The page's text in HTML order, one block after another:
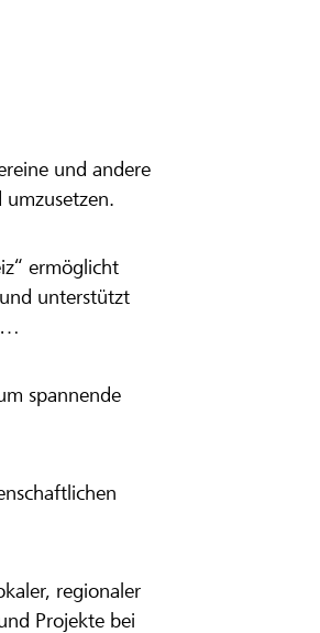
und andere
ermöglicht
unterstützt
spannende
regionaler
Projekte bei